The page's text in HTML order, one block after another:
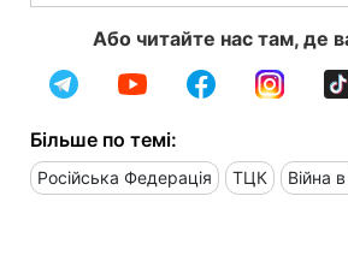
Або читайте нас там, де
Більше по темі:
Російська Федерація ТЦК Війна